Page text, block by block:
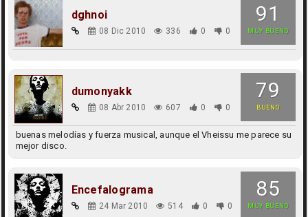
91
MUY BUENO
dghnoi
08 Dic 2010 336 0 0
79
BUENO
dumonyakk
08 Abr 2010 607 0 0
buenas melodías y fuerza musical, aunque el Vheissu me parece su
mejor disco.
85
MUY BUENO
Encefalograma
24 Mar 2010 514 0 0